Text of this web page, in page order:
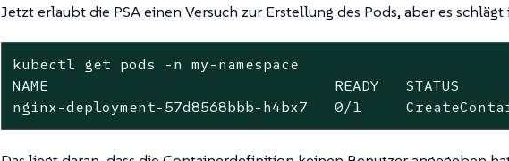
Jetzt erlaubt die PSA einen Versuch zur Erstellung des Pods, aber es
kubectl get pods -n my-namespace
NAME                                READY   STATUS
nginx-deployment-57d8568bbb-h4bx7   0/1